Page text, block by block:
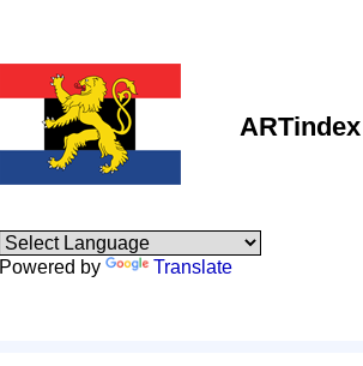
Powered by Translate